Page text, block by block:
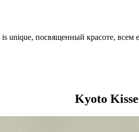
unique, посвященный красоте,
Kyoto